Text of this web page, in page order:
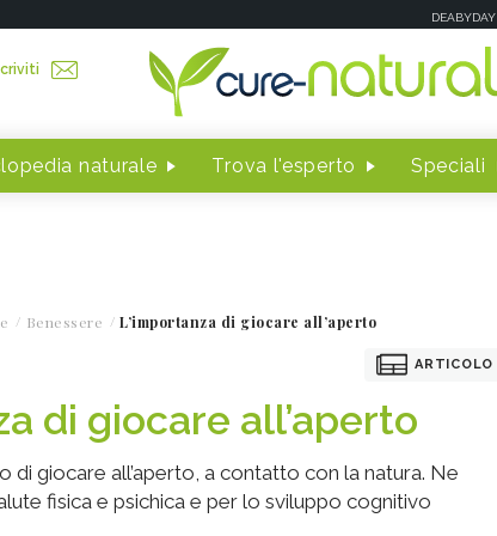
DEABYDAY
naturale Trova l'esperto Speciali
Benessere L’importanza di giocare all’aperto
ARTICOLO
di giocare all’aperto
di giocare all’aperto, a contatto con la natura. Ne
fisica e psichica e per lo sviluppo cognitivo